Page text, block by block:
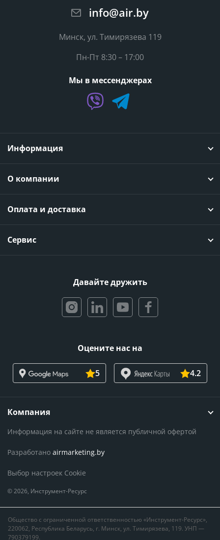
info@air.by
Минск, ул. Тимирязева 119
Пн-Пт 8:30 – 17:00
Мы в мессенджерах
Информация
О компании
Оплата и доставка
Сервис
Давайте дружить
Оцените нас на
5 4.2
Компания
Информация на сайте не является публичной офертой
Разработано airmarketing.by
Выбор настроек Cookie
© 2026, Инструмент-Ресурс
Общество с ограниченной ответственностью «Инструмент-Ресурс»,
220062, Республика Беларусь, г. Минск, ул. Тимирязева, 119. УНП —
790379199.